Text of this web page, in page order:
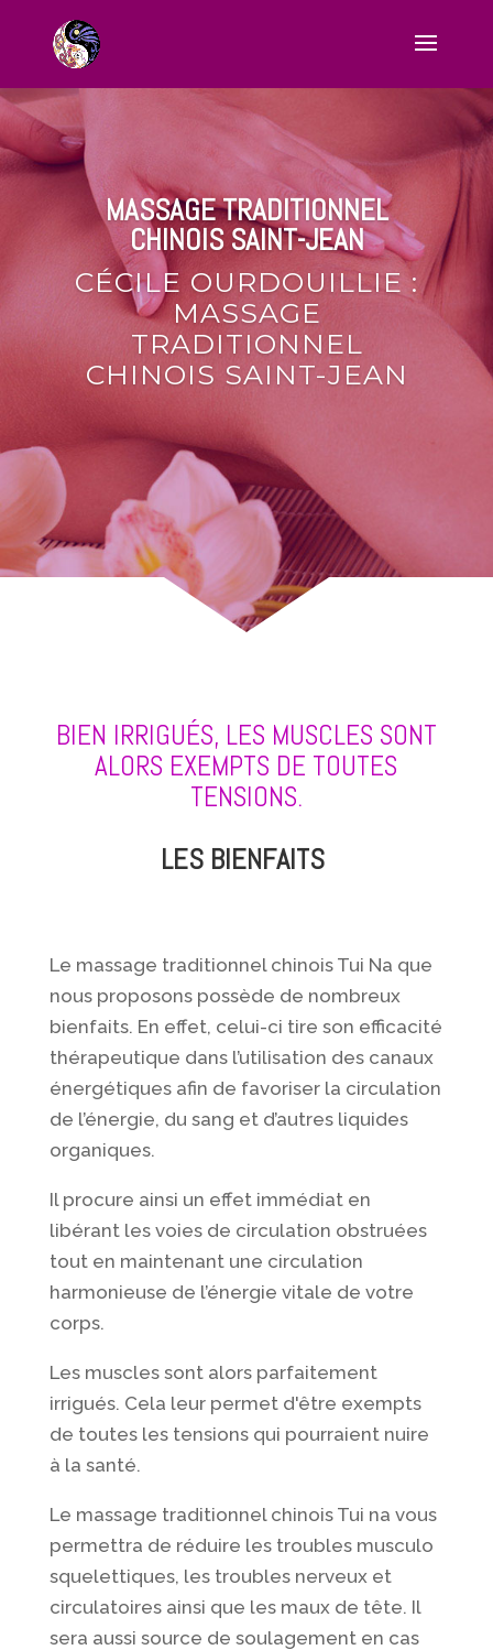
MASSAGE TRADITIONNEL
CHINOIS SAINT-JEAN
CÉCILE OURDOUILLIE :
MASSAGE
TRADITIONNEL
CHINOIS SAINT-JEAN
BIEN IRRIGUÉS, LES MUSCLES SONT
ALORS EXEMPTS DE TOUTES
TENSIONS.
LES BIENFAITS
Le massage traditionnel chinois Tui Na que
nous proposons possède de nombreux
bienfaits. En effet, celui-ci tire son efficacité
thérapeutique dans l’utilisation des canaux
énergétiques afin de favoriser la circulation
de l’énergie, du sang et d’autres liquides
organiques.
Il procure ainsi un effet immédiat en
libérant les voies de circulation obstruées
tout en maintenant une circulation
harmonieuse de l’énergie vitale de votre
corps.
Les muscles sont alors parfaitement
irrigués. Cela leur permet d'être exempts
de toutes les tensions qui pourraient nuire
à la santé.
Le massage traditionnel chinois Tui na vous
permettra de réduire les troublesmusculo
squelettiques, les troubles nerveux et
circulatoires ainsi que les maux de tête. Il
sera aussi source de soulagement en cas